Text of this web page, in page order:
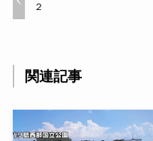
２
関連記事